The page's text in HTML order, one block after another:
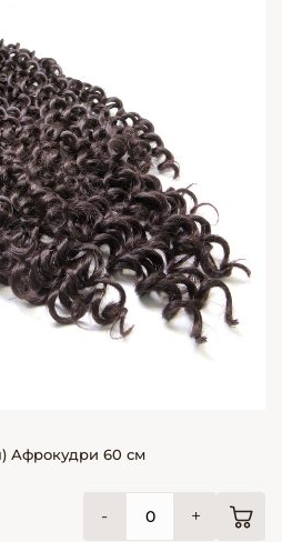
Афрокудри 60 см
- +